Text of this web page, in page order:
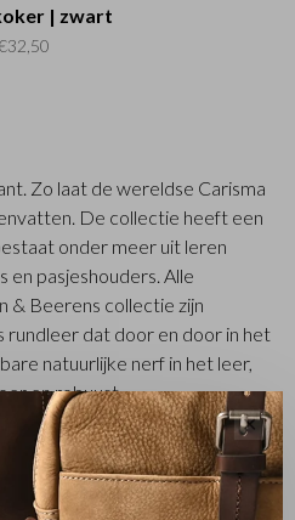
| zwart
Zo laat de wereldse Carisma
De collectie heeft een
onder meer uit leren
pasjeshouders. Alle
& Beerens collectie zijn
rundleer dat door en door in het
natuurlijke nerf in het leer,
en robuust.
✕